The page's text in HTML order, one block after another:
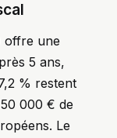
offre une
5 ans,
% restent
000 € de
Le